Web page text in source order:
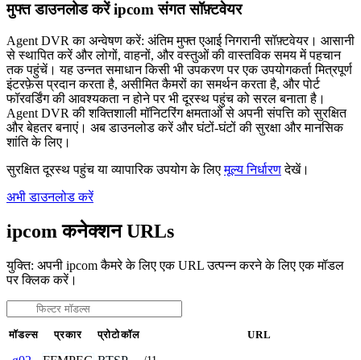
मुफ्त डाउनलोड करें ipcom संगत सॉफ़्टवेयर
Agent DVR का अन्वेषण करें: अंतिम मुफ्त एआई निगरानी सॉफ़्टवेयर। आसानी
से स्थापित करें और लोगों, वाहनों, और वस्तुओं की वास्तविक समय में पहचान
तक पहुंचें। यह उन्नत समाधान किसी भी उपकरण पर एक उपयोगकर्ता मित्रपूर्ण
इंटरफ़ेस प्रदान करता है, असीमित कैमरों का समर्थन करता है, और पोर्ट
फॉरवर्डिंग की आवश्यकता न होने पर भी दूरस्थ पहुंच को सरल बनाता है।
Agent DVR की शक्तिशाली मॉनिटरिंग क्षमताओं से अपनी संपत्ति को सुरक्षित
और बेहतर बनाएं। अब डाउनलोड करें और घंटों-घंटों की सुरक्षा और मानसिक
शांति के लिए।
सुरक्षित दूरस्थ पहुंच या व्यापारिक उपयोग के लिएमूल्य निर्धारणदेखें।
अभी डाउनलोड करें
ipcom कनेक्शन URLs
युक्ति: अपनी ipcom कैमरे के लिए एक URL उत्पन्न करने के लिए एक मॉडल
पर क्लिक करें।
मॉडल्स प्रकार प्रोटोकॉल URL